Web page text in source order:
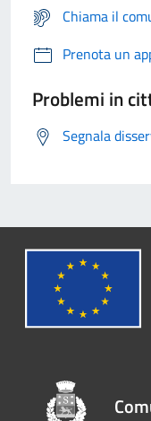
Chiama il
Prenota un
Problemi in
Segnala